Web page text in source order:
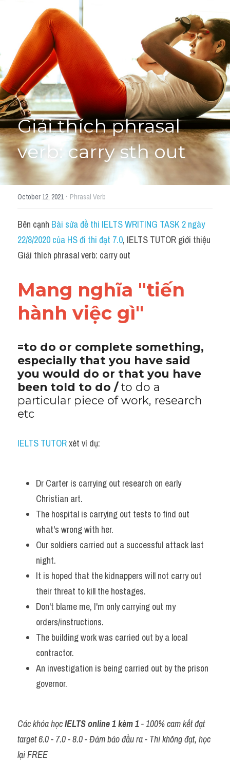
Giải đề thi từng câu
Lời khuyên
Giải đề thi
Academic words
Phrase
Phrasal Verb
Idioms đồng nghĩa
Idioms trái nghĩa
Antonym
Idiom
Grammar
Word form
Phân biệt từ
Đề thi thật Task 2
Speaking
Reading
HỌC THỬ
Giải thích phrasal
verb: carry sth out ​
October 12, 2021· Phrasal Verb
Bên cạnh Bài sửa đề thi IELTS WRITING TASK 2 ngày
22/8/2020 của HS đi thi đạt 7.0, IELTS TUTOR giới thiệu
Giải thích phrasal verb: carry out ​
Mang nghĩa "tiến
hành việc gì"
=to do or complete something,
especially that you have said
you would do or that you have
been told to do / to do a
particular piece of work, research
etc
IELTS TUTOR xét ví dụ:
Dr Carter is carrying out research on early
Christian art.
The hospital is carrying out tests to find out
what's wrong with her.
Our soldiers carried out a successful attack last
night.
It is hoped that the kidnappers will not carry out
their threat to kill the hostages.
Don't blame me, I'm only carrying out my
orders/instructions.
The building work was carried out by a local
contractor.
An investigation is being carried out by the prison
governor.
Các khóa học IELTS online 1 kèm 1 - 100% cam kết đạt
target 6.0 - 7.0 - 8.0 - Đảm bảo đầu ra - Thi không đạt, học
lại FREE